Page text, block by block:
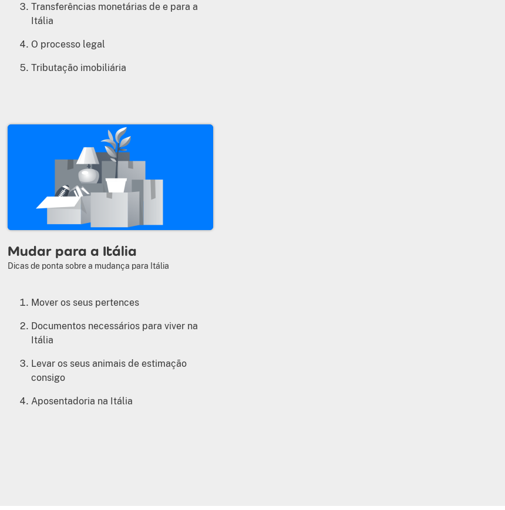
Transferências monetárias de e para a
Itália
O processo legal
Tributação imobiliária
Mudar para a Itália
Dicas de ponta sobre a mudança para Itália
Mover os seus pertences
Documentos necessários para viver na
Itália
Levar os seus animais de estimação
consigo
Aposentadoria na Itália